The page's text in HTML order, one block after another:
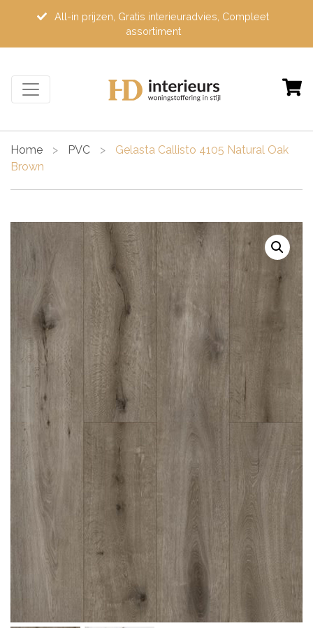
All-in prijzen, Gratis interieuradvies, Compleet
assortiment
Home > PVC >
Gelasta Callisto 4105 Natural Oak
Brown